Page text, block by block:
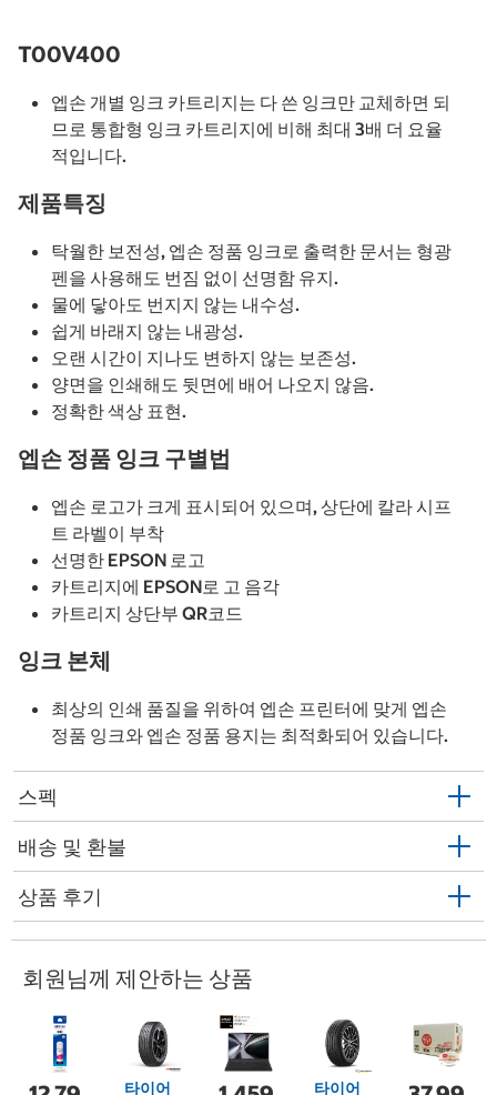
T00V400
엡손 개별 잉크 카트리지는 다 쓴 잉크만 교체하면 되
므로 통합형 잉크 카트리지에 비해 최대 3배 더 요율
적입니다.
제품특징
탁월한 보전성, 엡손 정품 잉크로 출력한 문서는 형광
펜을 사용해도 번짐 없이 선명함 유지.
물에 닿아도 번지지 않는 내수성.
쉽게 바래지 않는 내광성.
오랜 시간이 지나도 변하지 않는 보존성.
양면을 인쇄해도 뒷면에 배어 나오지 않음.
정확한 색상 표현.
엡손 정품 잉크 구별법
엡손 로고가 크게 표시되어 있으며, 상단에 칼라 시프
트 라벨이 부착
선명한 EPSON 로고
카트리지에 EPSON로 고 음각
카트리지 상단부 QR코드
잉크 본체
최상의 인쇄 품질을 위하여 엡손 프린터에 맞게 엡손
정품 잉크와 엡손 정품 용지는 최적화되어 있습니다.
스펙
배송 및 환불
상품 후기
회원님께 제안하는 상품
타이어 타이어